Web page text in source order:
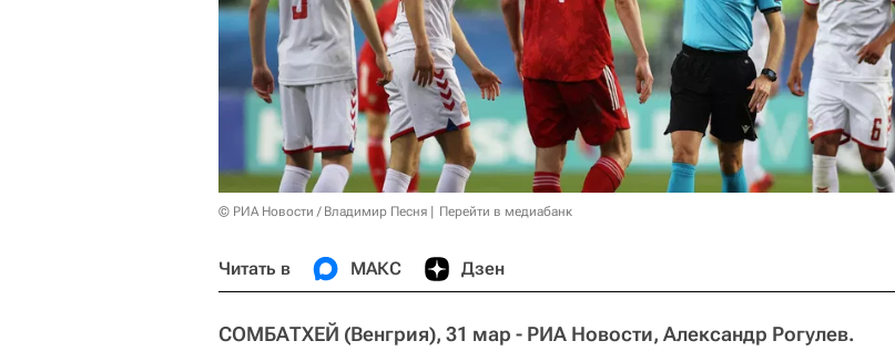
© РИА Новости / Владимир Песня Перейти в медиабанк
Читать в МАКС Дзен
СОМБАТХЕЙ (Венгрия), 31 мар - РИА Новости, Александр Рогулев.